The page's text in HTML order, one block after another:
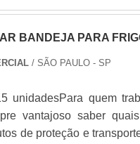
BANDEJA PARA
/ SÃO PAULO - SP
unidadesPara quem
vantajoso saber
de proteção e